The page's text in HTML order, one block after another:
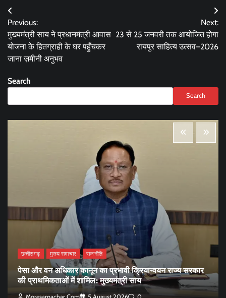
Post
navigation
Previous:
मुख्यमंत्री साय ने प्रधानमंत्री आवास
योजना के हितग्राही के घर पहुँचकर
जाना ज़मीनी अनुभव
Next:
23 से 25 जनवरी तक आयोजित होगा
रायपुर साहित्य उत्सव–2026
Search
Search
छत्तीसगढ़ मुख्य समाचार राजनीति
पेसा और वन अधिकार कानून का प्रभावी क्रियान्वयन राज्य सरकार
की प्राथमिकताओं में शामिल: मुख्यमंत्री साय